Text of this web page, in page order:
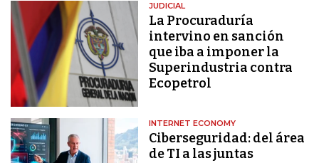
JUDICIAL
La Procuraduría
intervino en sanción
que iba a imponer la
Superindustria contra
Ecopetrol
INTERNET ECONOMY
Ciberseguridad: del área
de TI a las juntas